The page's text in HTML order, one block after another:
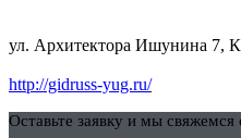
ул. Архитектора Ишунина 7,
http://gidruss-yug.ru/
Оставьте заявку и мы